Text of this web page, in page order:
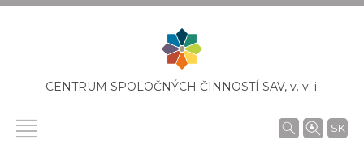
CENTRUM SPOLOČNÝCH ČINNOSTÍ SAV, v. v. i.
SK